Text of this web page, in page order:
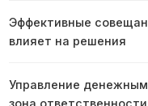
Эффективные
влияет на решения
Управление
зона